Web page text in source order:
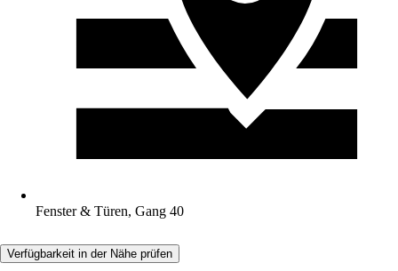
Fenster & Türen, Gang 40
Verfügbarkeit in der Nähe prüfen